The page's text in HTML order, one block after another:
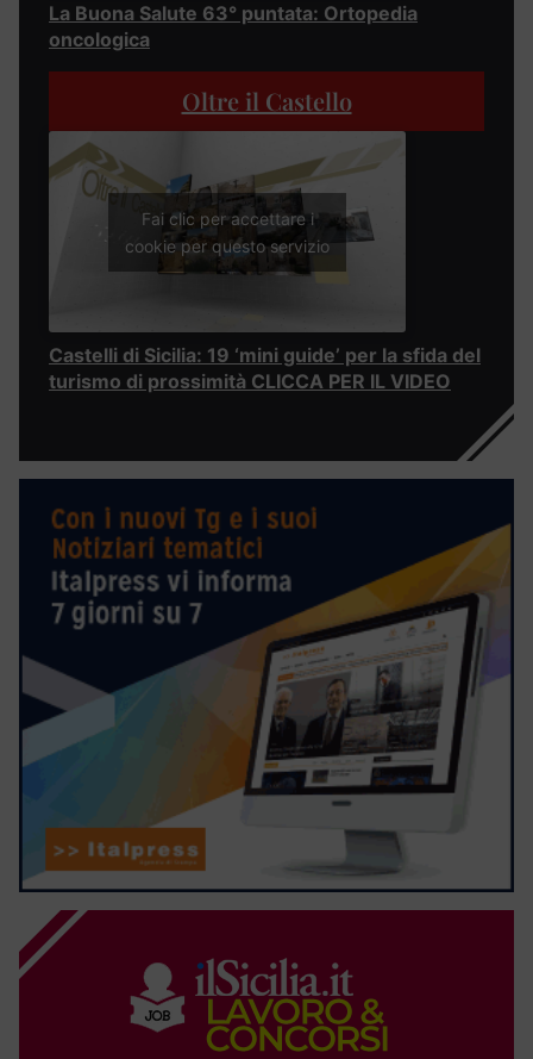
La Buona Salute 63° puntata: Ortopedia
oncologica
Oltre il Castello
Fai clic per accettare i
cookie per questo servizio
Castelli di Sicilia: 19 ‘mini guide’ per la sfida del
turismo di prossimità CLICCA PER IL VIDEO